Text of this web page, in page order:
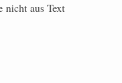
nicht aus Text